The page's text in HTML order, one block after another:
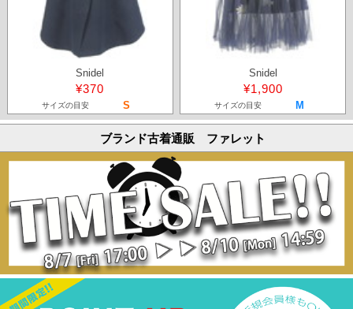
Snidel
¥370
サイズの目安 S
Snidel
¥1,900
サイズの目安 M
ブランド古着通販 ファレット